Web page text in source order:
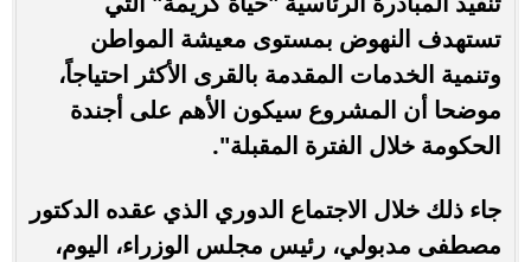
تستهدف النهوض بمستوى معيشة المواطن
وتنمية الخدمات المقدمة بالقرى الأكثر احتياجاً،
موضحا أن المشروع سيكون الأهم على أجندة
الحكومة خلال الفترة المقبلة".
جاء ذلك خلال الاجتماع الدوري الذي عقده الدكتور
مصطفى مدبولي، رئيس مجلس الوزراء، اليوم،